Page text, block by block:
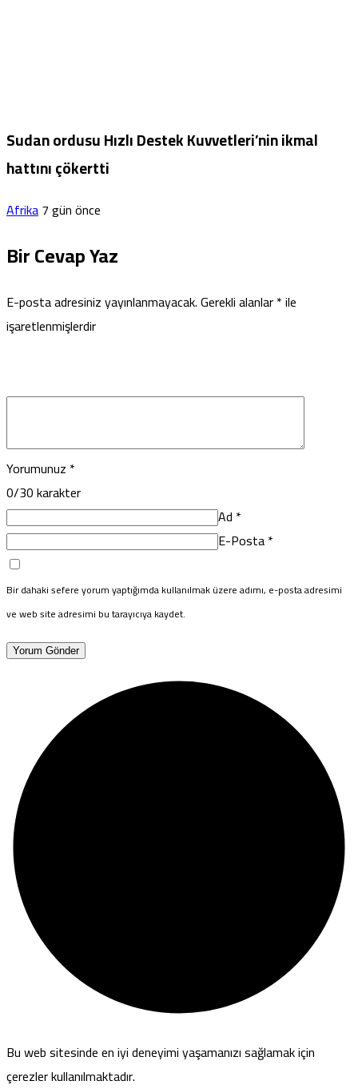
Sudan ordusu Hızlı Destek Kuvvetleri’nin ikmal
hattını çökertti
Afrika7 gün önce
Bir Cevap Yaz
E-posta adresiniz yayınlanmayacak.Gerekli alanlar*ile
işaretlenmişlerdir
Yorumunuz *
0/30 karakter
Ad *
E-Posta*
Bir dahaki sefere yorum yaptığımda kullanılmak üzere adımı, e-posta adresimi
ve web site adresimi bu tarayıcıya kaydet.
Yorum Gönder
Bu web sitesinde en iyi deneyimi yaşamanızı sağlamak için
çerezler kullanılmaktadır.